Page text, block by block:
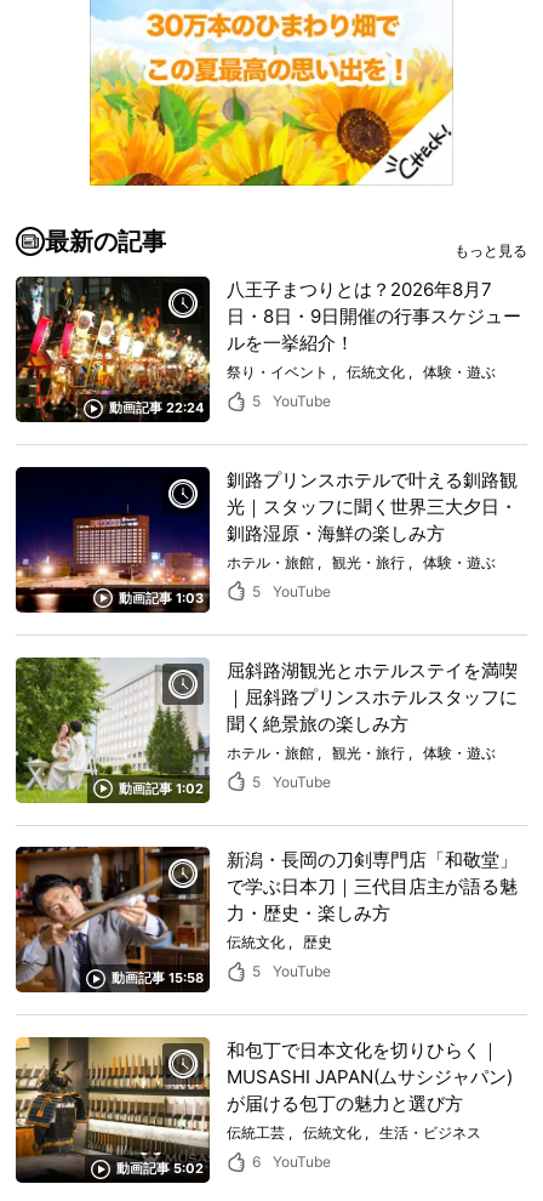
最新の記事 もっと見る
動画記事 22:24
八王子まつりとは？2026年8月7
日・8日・9日開催の行事スケジュー
ルを一挙紹介！
祭り・イベント 伝統文化
体験・遊ぶ
5
YouTube
動画記事 1:03
釧路プリンスホテルで叶える釧路観
光｜スタッフに聞く世界三大夕日・
釧路湿原・海鮮の楽しみ方
ホテル・旅館 観光・旅行
体験・遊ぶ
5
YouTube
動画記事 1:02
屈斜路湖観光とホテルステイを満喫
｜屈斜路プリンスホテルスタッフに
聞く絶景旅の楽しみ方
ホテル・旅館 観光・旅行
体験・遊ぶ
5
YouTube
動画記事 15:58
新潟・長岡の刀剣専門店「和敬堂」
で学ぶ日本刀｜三代目店主が語る魅
力・歴史・楽しみ方
伝統文化
歴史
5
YouTube
動画記事 5:02
和包丁で日本文化を切りひらく｜
MUSASHI JAPAN(ムサシジャパン)
が届ける包丁の魅力と選び方
伝統工芸 伝統文化
生活・ビジネス
6
YouTube